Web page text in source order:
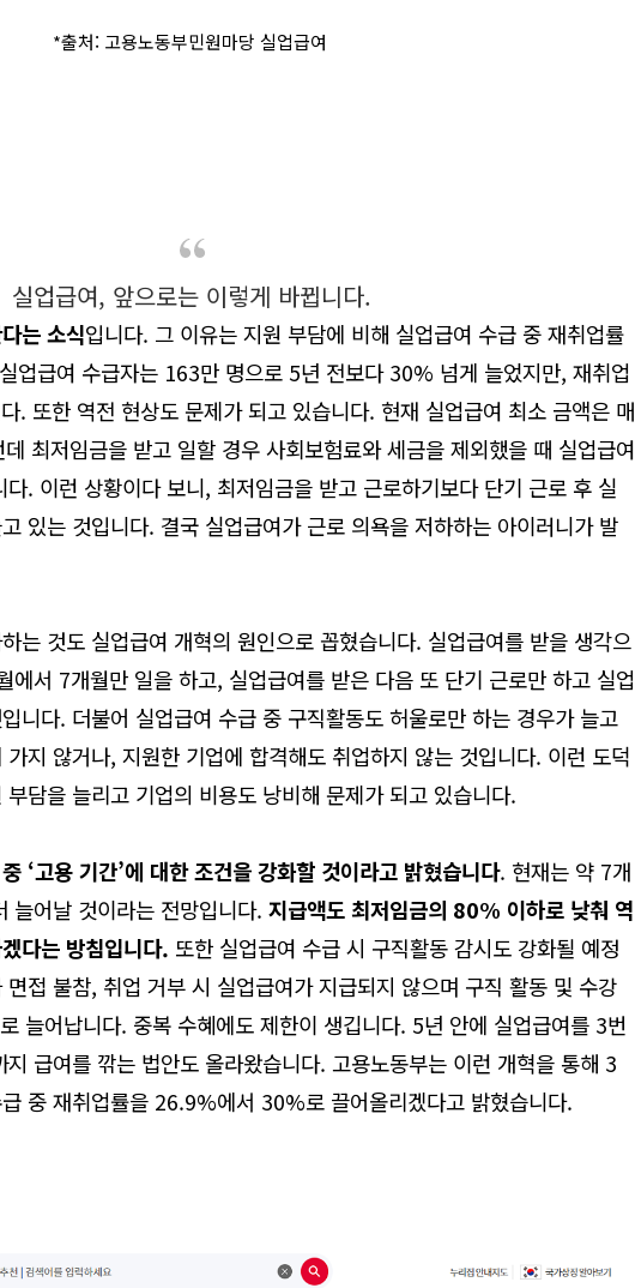
*출처: 고용노동부민원마당 실업급여
실업급여, 앞으로는 이렇게 바뀝니다.
는 소식입니다. 그 이유는 지원 부담에 비해 실업급여 수급 중 재취업률
업급여 수급자는 163만 명으로 5년 전보다 30% 넘게 늘었지만, 재취업
. 또한 역전 현상도 문제가 되고 있습니다. 현재 실업급여 최소 금액은 매
최저임금을 받고 일할 경우 사회보험료와 세금을 제외했을 때 실업급여
. 이런 상황이다 보니, 최저임금을 받고 근로하기보다 단기 근로 후 실
있는 것입니다. 결국 실업급여가 근로 의욕을 저하하는 아이러니가 발
는 것도 실업급여 개혁의 원인으로 꼽혔습니다. 실업급여를 받을 생각으
에서 7개월만 일을 하고, 실업급여를 받은 다음 또 단기 근로만 하고 실업
니다. 더불어 실업급여 수급 중 구직활동도 허울로만 하는 경우가 늘고
지 않거나, 지원한 기업에 합격해도 취업하지 않는 것입니다. 이런 도덕
담을 늘리고 기업의 비용도 낭비해 문제가 되고 있습니다.
‘고용 기간’에 대한 조건을 강화할 것이라고 밝혔습니다. 현재는 약 7개
늘어날 것이라는 전망입니다. 지급액도 최저임금의 80% 이하로 낮춰 역
다는 방침입니다. 또한 실업급여 수급 시 구직활동 감시도 강화될 예정
접 불참, 취업 거부 시 실업급여가 지급되지 않으며 구직 활동 및 수강
늘어납니다. 중복 수혜에도 제한이 생깁니다. 5년 안에 실업급여를 3번
급여를 깎는 법안도 올라왔습니다. 고용노동부는 이런 개혁을 통해 3
중 재취업률을 26.9%에서 30%로 끌어올리겠다고 밝혔습니다.